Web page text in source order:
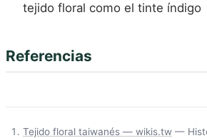
tejido floral como el tinte índigo
Referencias
Tejido floral taiwanés — wikis.tw —